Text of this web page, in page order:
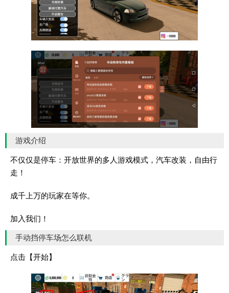
游戏介绍
不仅仅是停车：开放世界的多人游戏模式，汽车改装，自由行
走！
成千上万的玩家在等你。
加入我们！
手动挡停车场怎么联机
点击【开始】